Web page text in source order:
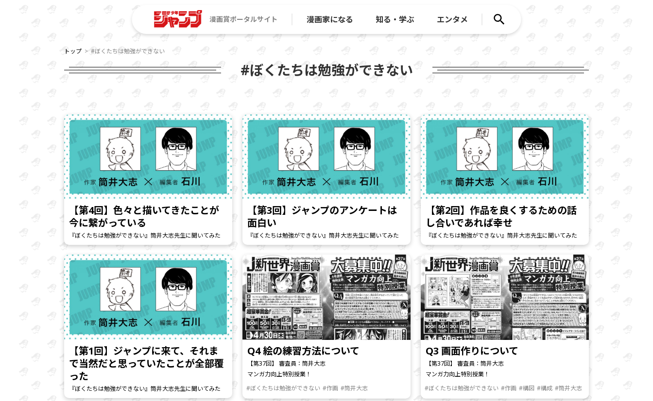
漫画賞ポータルサイト 漫画家になる 知る・学ぶ エンタメ
トップ #ぼくたちは勉強ができない
#ぼくたちは勉強ができない
【第4回】色々と描いてきたことが
今に繋がっている
『ぼくたちは勉強ができない』筒井大志先生に聞いてみた
【第3回】ジャンプのアンケートは
面白い
『ぼくたちは勉強ができない』筒井大志先生に聞いてみた
【第2回】作品を良くするための話
し合いであれば幸せ
『ぼくたちは勉強ができない』筒井大志先生に聞いてみた
【第1回】ジャンプに来て、それま
で当然だと思っていたことが全部覆
った
『ぼくたちは勉強ができない』筒井大志先生に聞いてみた
Q4 絵の練習方法について
【第37回】 審査員：筒井大志
マンガ力向上特別授業！
#ぼくたちは勉強ができない #作画 #筒井大志
Q3 画面作りについて
【第37回】 審査員：筒井大志
マンガ力向上特別授業！
#ぼくたちは勉強ができない #作画 #構図 #構成 #筒井大志